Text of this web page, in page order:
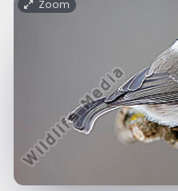
Zoom